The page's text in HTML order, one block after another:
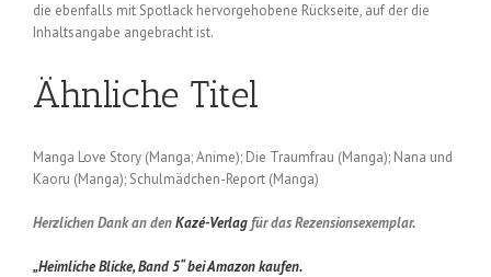
die ebenfalls mit Spotlack hervorgehobene Rückseite, auf der die
Inhaltsangabe angebracht ist.
Ähnliche Titel
Manga Love Story (Manga; Anime); Die Traumfrau (Manga); Nana und
Kaoru (Manga); Schulmädchen-Report (Manga)
Herzlichen Dank an denKazé-Verlagfür das Rezensionsexemplar.
„Heimliche Blicke, Band 5“ bei Amazon kaufen.